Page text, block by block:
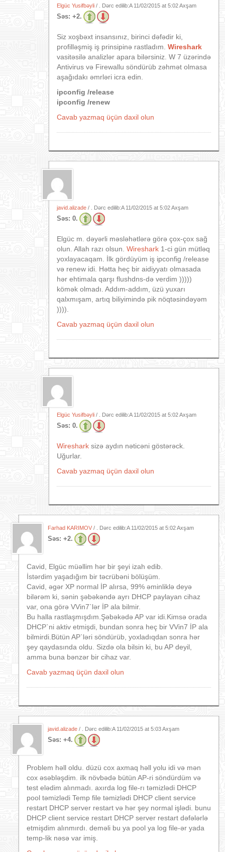
Elgüc Yusifbəyli / . Dərc edilib:A 11/02/2015 at 5:02 Axşam
Səs: +2.
Siz xoşbəxt insansınız, birinci dəfədir ki,
profilləşmiş iş prinsipinə rastladım. Wireshark
vasitəsilə analizlər apara bilərsiniz. W 7 üzərində
Antivirus və Firewallu söndürüb zəhmət olmasa
aşağıdakı əmrləri icra edin.
ipconfig /release
ipconfig /renew
Cavab yazmaq üçün daxil olun
javid.alizade / . Dərc edilib:A 11/02/2015 at 5:02 Axşam
Səs: 0.
Elgüc m. dəyərli məsləhətlərə görə çox-çox sağ
olun. Allah razı olsun. Wireshark 1-ci gün mütləq
yoxlayacaqam. İlk gördüyüm iş ipconfig /release
və renew idi. Hətta heç bir aidiyyatı olmasada
hər ehtimala qarşı flushdns-də verdim )))))
kömək olmadı. Addım-addım, üzü yuxarı
qalxmışam, artıq biliyimində pik nöqtəsindəyəm
)))).
Cavab yazmaq üçün daxil olun
Elgüc Yusifbəyli / . Dərc edilib:A 11/02/2015 at 5:02 Axşam
Səs: 0.
Wireshark sizə aydın nəticəni göstərəck.
Uğurlar.
Cavab yazmaq üçün daxil olun
Farhad KARIMOV / . Dərc edilib:A 11/02/2015 at 5:02 Axşam
Səs: +2.
Cavid, Elgüc müəllim hər bir şeyi izah edib.
İstərdim yaşadığım bir təcrübəni bölüşüm.
Cavid, əgər XP normal İP alırsa, 99% əminliklə deyə
bilərəm ki, sənin şəbəkəndə ayrı DHCP paylayan cihaz
var, ona görə VVin7`lər İP ala bilmir.
Bu halla rastlaşmışdım.Şəbəkədə AP var idi.Kimsə orada
DHCP`ni aktiv etmişdi, bundan sonra heç bir VVin7 İP ala
bilmirdi.Bütün AP`ləri söndürüb, yoxladıqdan sonra hər
şey qaydasında oldu. Sizdə ola bilsin ki, bu AP deyil,
amma buna bənzər bir cihaz var.
Cavab yazmaq üçün daxil olun
javid.alizade / . Dərc edilib:A 11/02/2015 at 5:03 Axşam
Səs: +4.
Problem həll oldu. düzü cox axmaq həll yolu idi və mən
cox əsəbləşdim. ilk növbədə bütün AP-ri söndürdüm və
test elədim alınmadı. axırda log file-rı təmizlədi DHCP
pool təmizlədi Temp file təmizlədi DHCP client service
restart DHCP server restart və hər şey normal işlədi. bunu
DHCP client service restart DHCP server restart dəfələrlə
etmişdim alınmırdı. deməli bu ya pool ya log file-ər yada
temp-lik nəsə var imiş.